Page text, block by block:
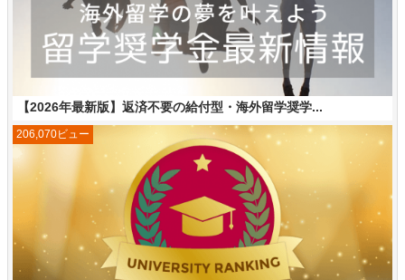
【2026年最新版】返済不要の給付型・海外留学奨学...
206,070ビュー